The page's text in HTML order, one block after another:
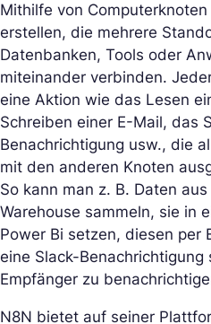
Mithilfe von
erstellen, die mehrere
Datenbanken, Tools oder
miteinander verbinden.
eine Aktion wie das Lesen
Schreiben einer E-Mail, das
Benachrichtigung usw., die
mit den anderen Knoten
So kann man z. B. Daten
Warehouse sammeln, sie in
Power Bi setzen, diesen per
eine Slack-Benachrichtigung
Empfänger zu
N8N bietet auf seiner